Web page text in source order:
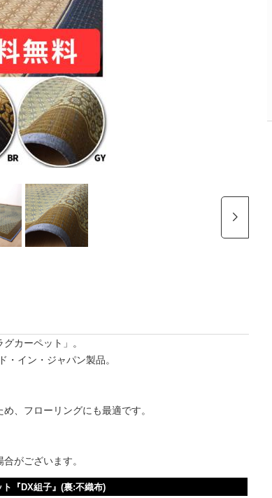
カーペット」。
イン・ジャパン製品。
、フローリングにも最適です。
がございます。
『DX組子』(裏:不織布)